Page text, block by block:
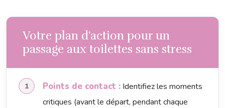
Votre plan d’action pour un
passage aux toilettes sans stress
Points de contact : Identifiez les moments
critiques (avant le départ, pendant chaque